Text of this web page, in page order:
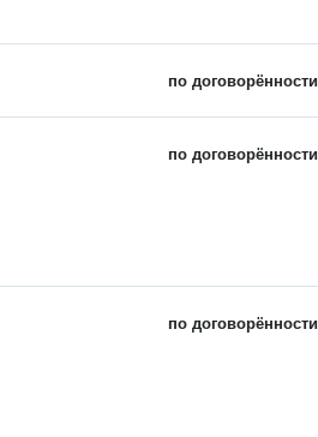
по договорённости
по договорённости
по договорённости